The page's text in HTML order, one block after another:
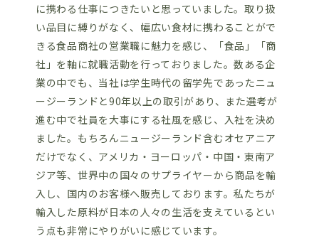
に携わる仕事につきたいと思っていました。取り扱
い品目に縛りがなく、幅広い食材に携わることがで
きる食品商社の営業職に魅力を感じ、「食品」「商
社」を軸に就職活動を行っておりました。数ある企
業の中でも、当社は学生時代の留学先であったニュ
ージーランドと90年以上の取引があり、また選考が
進む中で社員を大事にする社風を感じ、入社を決め
ました。もちろんニュージーランド含むオセアニア
だけでなく、アメリカ・ヨーロッパ・中国・東南ア
ジア等、世界中の国々のサプライヤーから商品を輸
入し、国内のお客様へ販売しております。私たちが
輸入した原料が日本の人々の生活を支えているとい
う点も非常にやりがいに感じています。